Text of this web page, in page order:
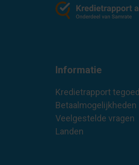
Informatie
Kredietrapport tegoed
Betaalmogelijkheden
Veelgestelde vragen
Landen